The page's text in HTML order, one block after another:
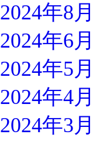
2024年8月
2024年6月
2024年5月
2024年4月
2024年3月